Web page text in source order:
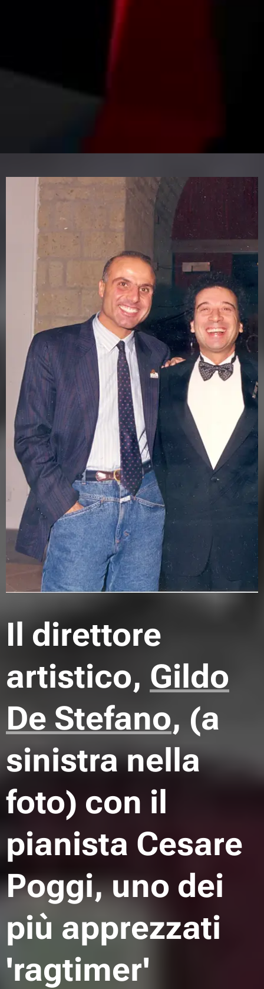
Il direttore
artistico, Gildo
De Stefano, (a
sinistra nella
foto) con il
pianista Cesare
Poggi, uno dei
più apprezzati
'ragtimer'